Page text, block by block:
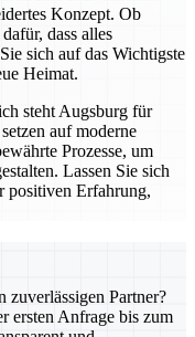
Konzept. Ob
dass alles
sich auf das Wichtigste
Heimat.
steht Augsburg für
auf moderne
Prozesse, um
Lassen Sie sich
positiven Erfahrung,
zuverlässigen Partner?
ersten Anfrage bis zum